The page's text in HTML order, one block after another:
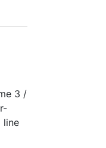
3 /
line